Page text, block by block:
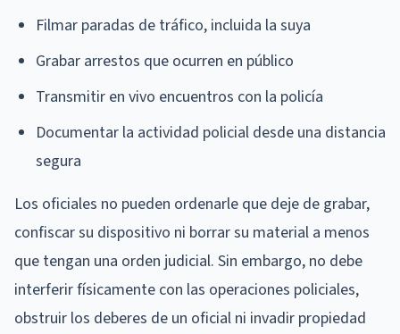
Filmar paradas de tráfico, incluida la suya
Grabar arrestos que ocurren en público
Transmitir en vivo encuentros con la policía
Documentar la actividad policial desde una distancia
segura
Los oficiales no pueden ordenarle que deje de grabar,
confiscar su dispositivo ni borrar su material a menos
que tengan una orden judicial. Sin embargo, no debe
interferir físicamente con las operaciones policiales,
obstruir los deberes de un oficial ni invadir propiedad